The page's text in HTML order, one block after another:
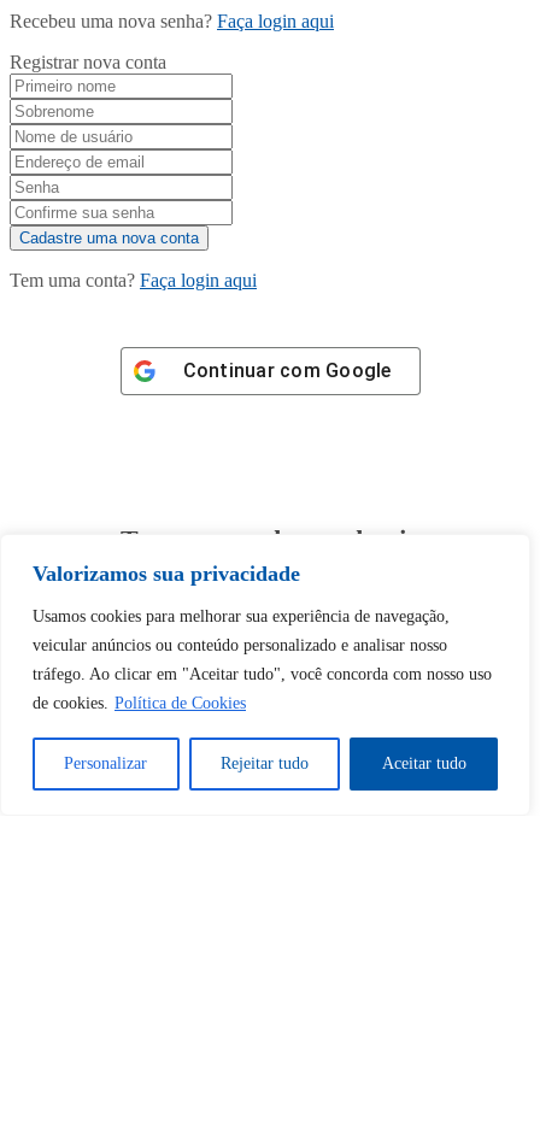
Valorizamos sua privacidade
Usamos cookies para melhorar sua experiência de navegação,
veicular anúncios ou conteúdo personalizado e analisar nosso
tráfego. Ao clicar em "Aceitar tudo", você concorda com nosso uso
de cookies. Política de Cookies
Personalizar Rejeitar tudo Aceitar tudo
Recebeu uma nova senha? Faça login aqui
Registrar nova conta
Tem uma conta? Faça login aqui
Continuar com Google
Tem certeza de que deseja
desbloquear esta publicação?
Desbloquear esquerda : 0
Sim